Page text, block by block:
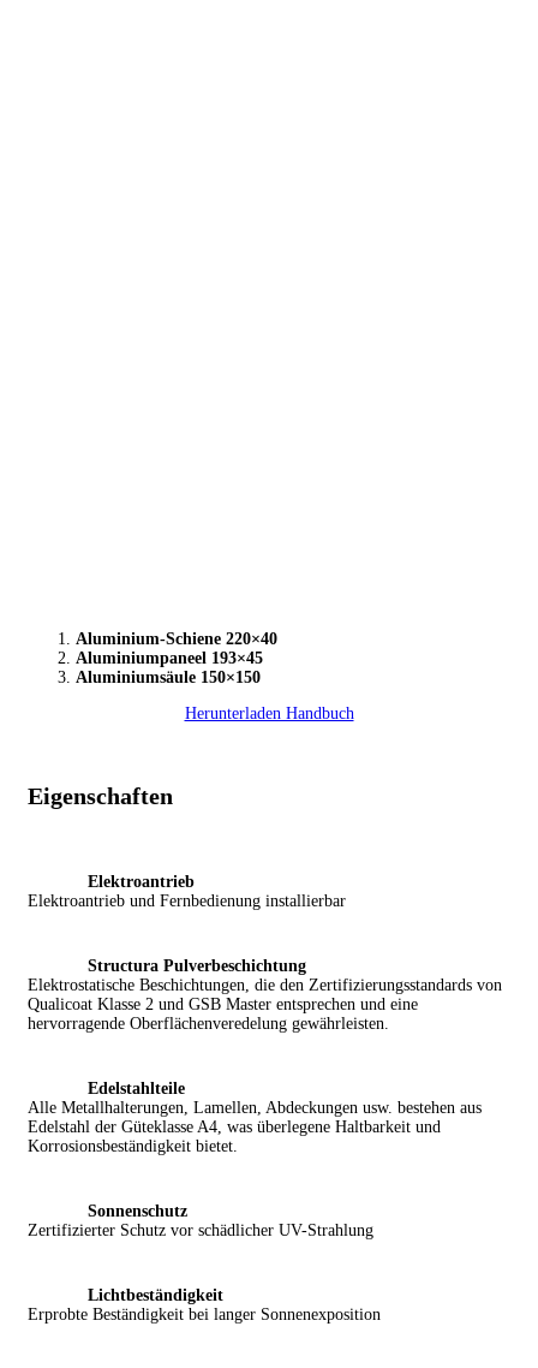
Aluminium-Schiene 220×40
Aluminiumpaneel 193×45
Aluminiumsäule 150×150
Herunterladen Handbuch
Eigenschaften
Elektroantrieb
Elektroantrieb und Fernbedienung installierbar
Structura Pulverbeschichtung
Elektrostatische Beschichtungen, die den Zertifizierungsstandards von
Qualicoat Klasse 2 und GSB Master entsprechen und eine
hervorragende Oberflächenveredelung gewährleisten.
Edelstahlteile
Alle Metallhalterungen, Lamellen, Abdeckungen usw. bestehen aus
Edelstahl der Güteklasse A4, was überlegene Haltbarkeit und
Korrosionsbeständigkeit bietet.
Sonnenschutz
Zertifizierter Schutz vor schädlicher UV-Strahlung
Lichtbeständigkeit
Erprobte Beständigkeit bei langer Sonnenexposition